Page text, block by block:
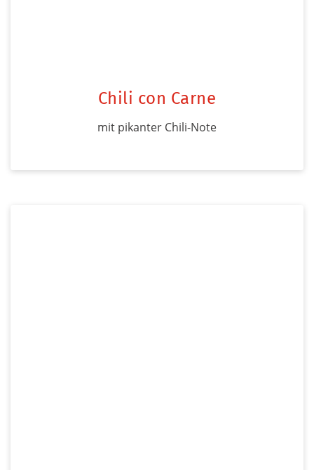
Chili con Carne
mit pikanter Chili-Note